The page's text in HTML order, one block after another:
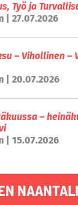
Työ ja
| 27.07.2026
– Vihollinen –
| 20.07.2026
–
| 15.07.2026